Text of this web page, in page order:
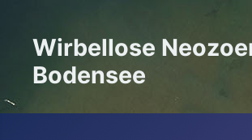
Wirbellose
Bodensee